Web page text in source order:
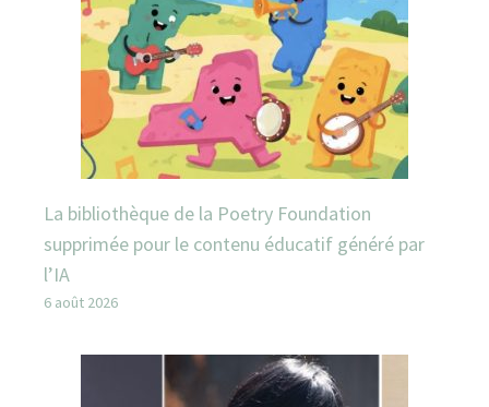
La bibliothèque de la Poetry Foundation
supprimée pour le contenu éducatif généré par
l’IA
6 août 2026